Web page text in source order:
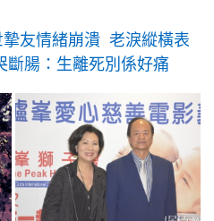
友情緒崩潰 老淚縱橫表
斷腸：生離死別係好痛